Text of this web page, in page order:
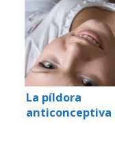
La píldora
anticonceptiva